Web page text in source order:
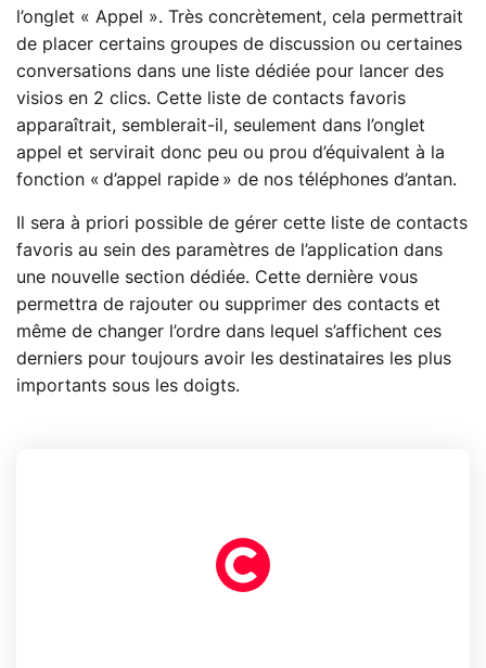
l’onglet « Appel ». Très concrètement, cela permettrait
de placer certains groupes de discussion ou certaines
conversations dans une liste dédiée pour lancer des
visios en 2 clics. Cette liste de contacts favoris
apparaîtrait, semblerait-il, seulement dans l’onglet
appel et servirait donc peu ou prou d’équivalent à la
fonction « d’appel rapide » de nos téléphones d’antan.
Il sera à priori possible de gérer cette liste de contacts
favoris au sein des paramètres de l’application dans
une nouvelle section dédiée. Cette dernière vous
permettra de rajouter ou supprimer des contacts et
même de changer l’ordre dans lequel s’affichent ces
derniers pour toujours avoir les destinataires les plus
importants sous les doigts.